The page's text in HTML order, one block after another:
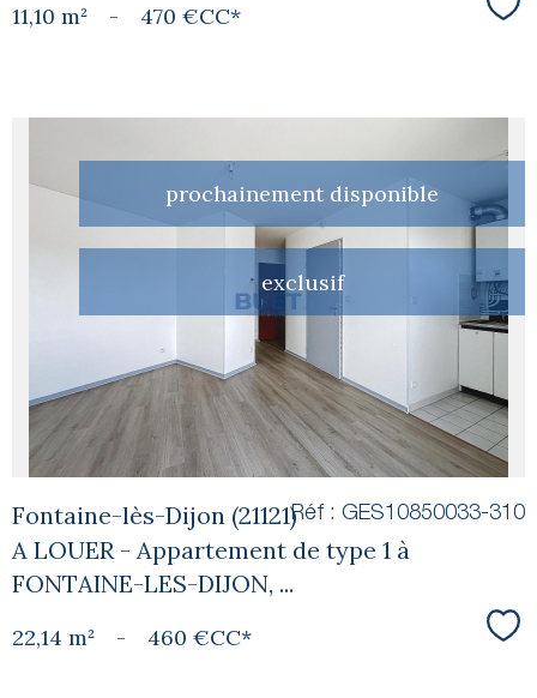
11,10 m² - 470 €CC*
prochainement disponible
exclusif
voir le
bien
Fontaine-lès-Dijon (21121)
A LOUER - Appartement de type 1 à
FONTAINE-LES-DIJON, ...
Réf : GES10850033-310
22,14 m² - 460 €CC*